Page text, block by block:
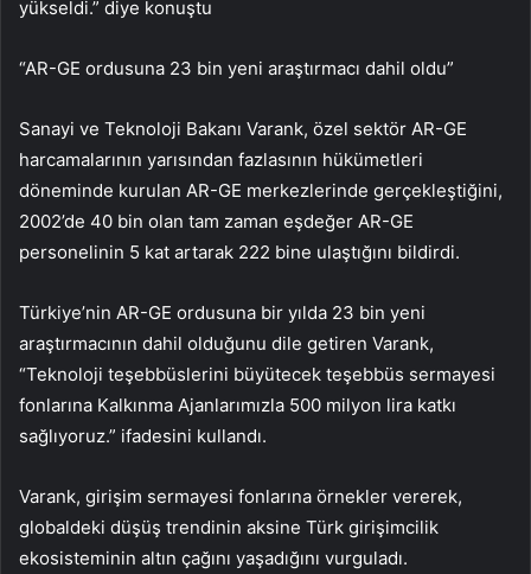
yükseldi.” diye konuştu
“AR-GE ordusuna 23 bin yeni araştırmacı dahil oldu”
Sanayi ve Teknoloji Bakanı Varank, özel sektör AR-GE
harcamalarının yarısından fazlasının hükümetleri
döneminde kurulan AR-GE merkezlerinde gerçekleştiğini,
2002’de 40 bin olan tam zaman eşdeğer AR-GE
personelinin 5 kat artarak 222 bine ulaştığını bildirdi.
Türkiye’nin AR-GE ordusuna bir yılda 23 bin yeni
araştırmacının dahil olduğunu dile getiren Varank,
“Teknoloji teşebbüslerini büyütecek teşebbüs sermayesi
fonlarına Kalkınma Ajanlarımızla 500 milyon lira katkı
sağlıyoruz.” ifadesini kullandı.
Varank, girişim sermayesi fonlarına örnekler vererek,
globaldeki düşüş trendinin aksine Türk girişimcilik
ekosisteminin altın çağını yaşadığını vurguladı.